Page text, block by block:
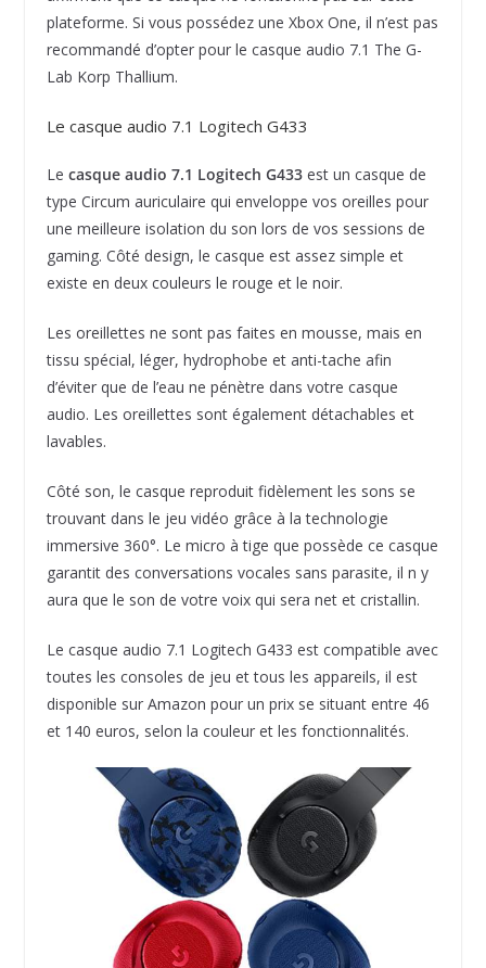
plateforme. Si vous possédez une Xbox One, il n’est pas
recommandé d’opter pour le casque audio 7.1 The G-
Lab Korp Thallium.
Le casque audio 7.1 Logitech G433
Le casque audio 7.1 Logitech G433est un casque de
type Circum auriculaire qui enveloppe vos oreilles pour
une meilleure isolation du son lors de vos sessions de
gaming. Côté design, le casque est assez simple et
existe en deux couleurs le rouge et le noir.
Les oreillettes ne sont pas faites en mousse, mais en
tissu spécial, léger, hydrophobe et anti-tache afin
d’éviter que de l’eau ne pénètre dans votre casque
audio. Les oreillettes sont également détachables et
lavables.
Côté son, le casque reproduit fidèlement les sons se
trouvant dans le jeu vidéo grâce à la technologie
immersive 360°. Le micro à tige que possède ce casque
garantit des conversations vocales sans parasite, il n y
aura que le son de votre voix qui sera net et cristallin.
Le casque audio 7.1 Logitech G433 est compatible avec
toutes les consoles de jeu et tous les appareils, il est
disponible sur Amazon pour un prix se situant entre 46
et 140 euros, selon la couleur et les fonctionnalités.